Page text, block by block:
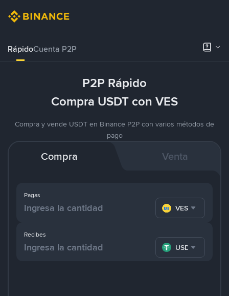
RápidoCuenta P2P
P2P Rápido
Compra USDT con VES
Compra y vende USDT en Binance P2P con varios métodos de
pago
Compra Venta
Pagas
VES
Recibes
USDT